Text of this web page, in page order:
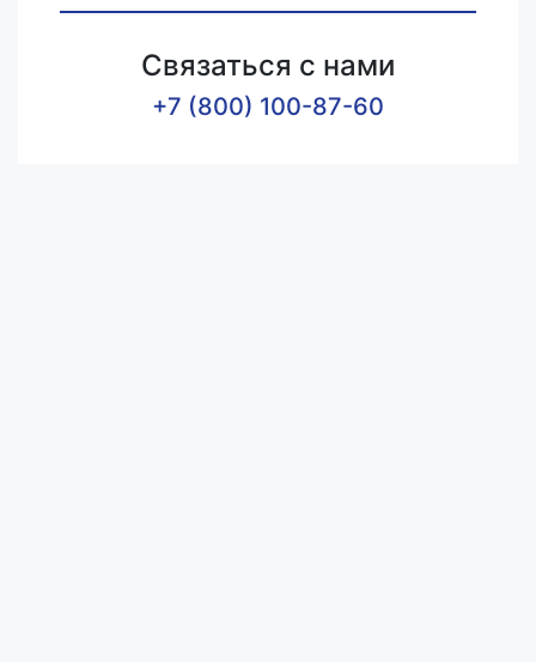
Связаться с нами
+7 (800) 100-87-60